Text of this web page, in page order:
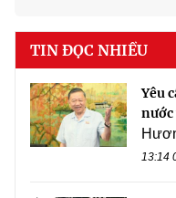
TIN ĐỌC NHIỀU
Yêu
nước
13:14